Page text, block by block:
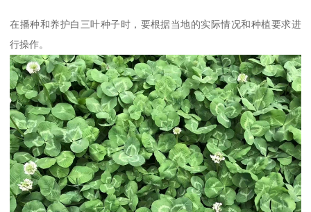
在播种和养护白三叶种子时，要根据当地的实际情况和种植要求进
行操作。